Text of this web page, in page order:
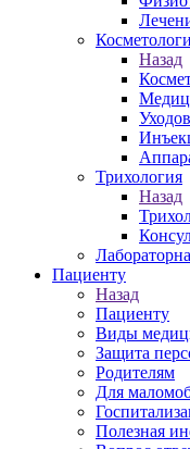
Назад
Трихология
Назад
Пациенту
Назад
Пациенту
Виды
Защита
Родителям
Для
Полезная